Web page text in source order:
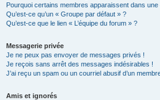
Pourquoi certains membres apparaissent dans
Qu’est-ce qu’un « Groupe par défaut » ?
Qu’est-ce que le lien « L’équipe du forum » ?
Messagerie privée
Je ne peux pas envoyer de messages privés !
Je reçois sans arrêt des messages indésirables !
J’ai reçu un spam ou un courriel abusif d’un
Amis et ignorés